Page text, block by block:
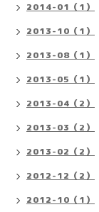
2014-01（1）
2013-10（1）
2013-08（1）
2013-05（1）
2013-04（2）
2013-03（2）
2013-02（2）
2012-12（2）
2012-10（1）